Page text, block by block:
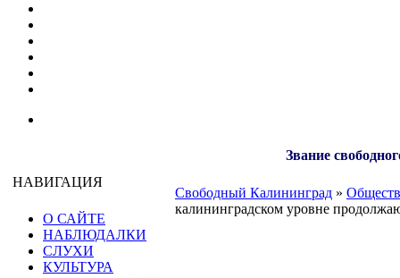
Звание
НАВИГАЦИЯ
О САЙТЕ
НАБЛЮДАЛКИ
СЛУХИ
КУЛЬТУРА
Свободный Калининград »
калининградском уровне